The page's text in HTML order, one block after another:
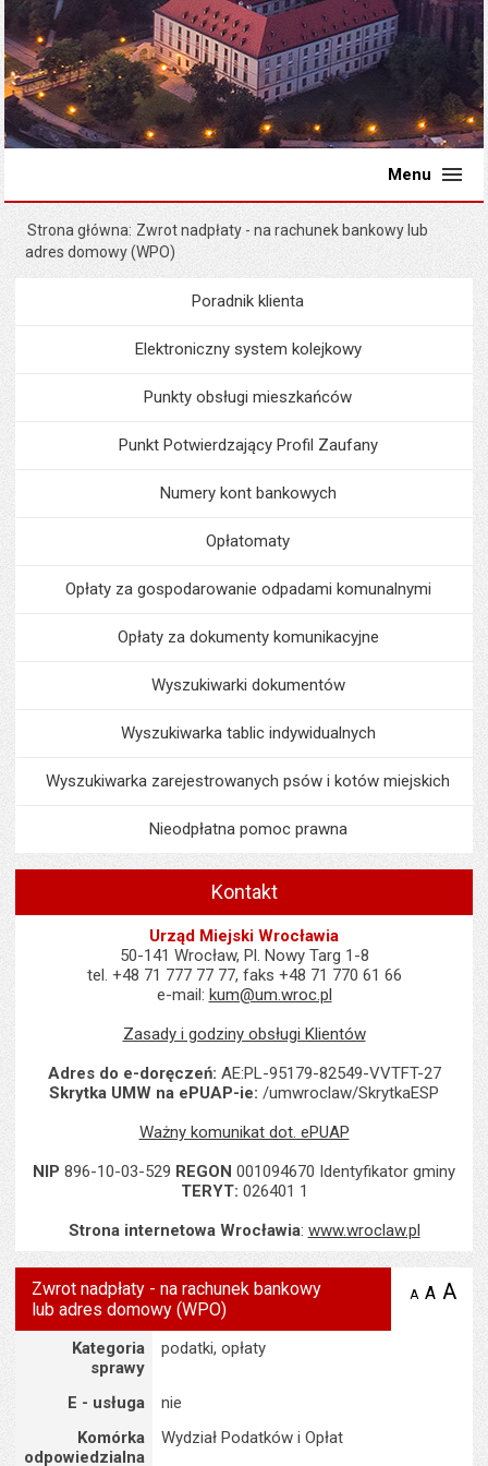
Menu
Strona główna Zwrot nadpłaty - na rachunek bankowy lub
adres domowy (WPO)
MenuPoradnik Klienta
Poradnik klienta
Elektroniczny system kolejkowy
Punkty obsługi mieszkańców
Punkt Potwierdzający Profil Zaufany
Numery kont bankowych
Opłatomaty
Opłaty za gospodarowanie odpadami komunalnymi
Opłaty za dokumenty komunikacyjne
Wyszukiwarki dokumentów
Wyszukiwarka tablic indywidualnych
Wyszukiwarka zarejestrowanych psów i kotów miejskich
Nieodpłatna pomoc prawna
Kontakt
Urząd Miejski Wrocławia
50-141 Wrocław, Pl. Nowy Targ 1-8
tel. +48 71 777 77 77, faks +48 71 770 61 66
e-mail: kum@um.wroc.pl
Zasady i godziny obsługi Klientów
Adres do e-doręczeń: AE:PL-95179-82549-VVTFT-27
Skrytka UMW na ePUAP-ie: /umwroclaw/SkrytkaESP
Ważny komunikat dot. ePUAP
NIP 896-10-03-529 REGON 001094670 Identyfikator gminy
TERYT: 026401 1
Strona internetowa Wrocławia: www.wroclaw.pl
Zwrot nadpłaty - na rachunek bankowy
lub adres domowy (WPO)
A zmniejsz
A A
SzczegółyKategoria
sprawy
podatki, opłaty
E - usługa
nie
Komórka
odpowiedzialna
Wydział Podatków i Opłat